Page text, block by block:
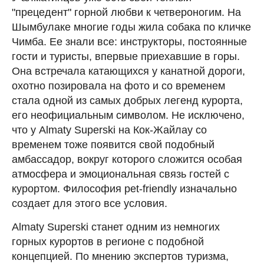
"прецедент" горной любви к четвероногим. На
Шымбулаке многие годы жила собака по кличке
Чимба. Ее знали все: инструкторы, постоянные
гости и туристы, впервые приехавшие в горы.
Она встречала катающихся у канатной дороги,
охотно позировала на фото и со временем
стала одной из самых добрых легенд курорта,
его неофициальным символом. Не исключено,
что у Almaty Superski на Кок-Жайлау со
временем тоже появится свой подобный
амбассадор, вокруг которого сложится особая
атмосфера и эмоциональная связь гостей с
курортом. Философия pet-friendly изначально
создает для этого все условия.
Almaty Superski станет одним из немногих
горных курортов в регионе с подобной
концепцией. По мнению экспертов туризма,